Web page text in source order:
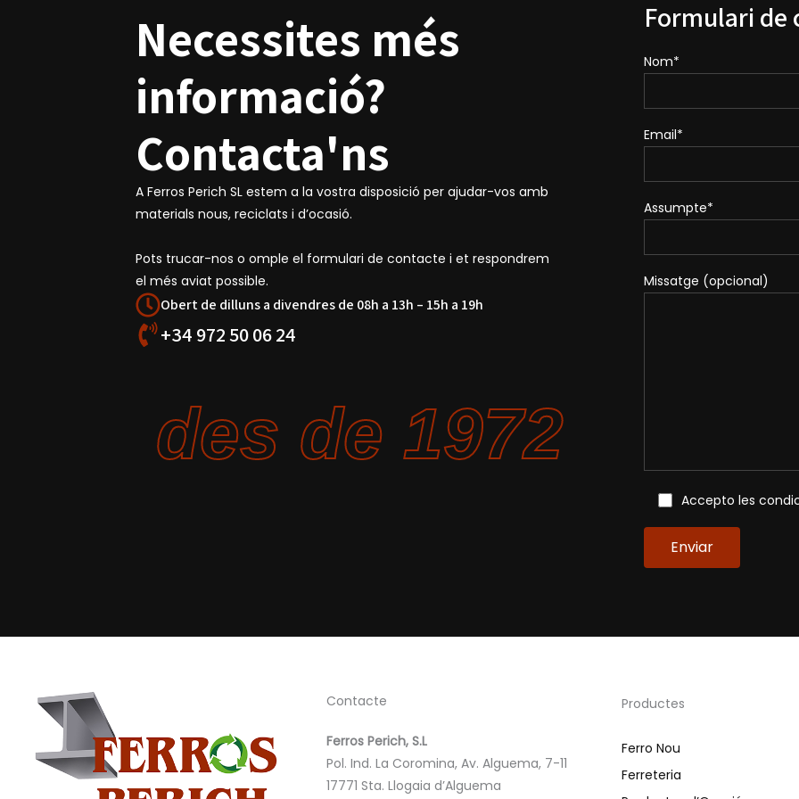
Necessites més
informació?
Contacta'ns
A Ferros Perich SL estem a la vostra disposició per ajudar-vos amb
materials nous, reciclats i d’ocasió.
Pots trucar-nos o omple el formulari de contacte i et respondrem
el més aviat possible.
Obert de dilluns a divendres de 08h a 13h – 15h a 19h
+34 972 50 06 24
des de 1972
Formulari de
Nom*
Email*
Assumpte*
Missatge (opcional)
Accepto les
Contacte
Ferros Perich, S.L
Pol. Ind. La Coromina, Av. Alguema, 7-11
17771 Sta. Llogaia d’Alguema
Productes
Ferro Nou
Ferreteria